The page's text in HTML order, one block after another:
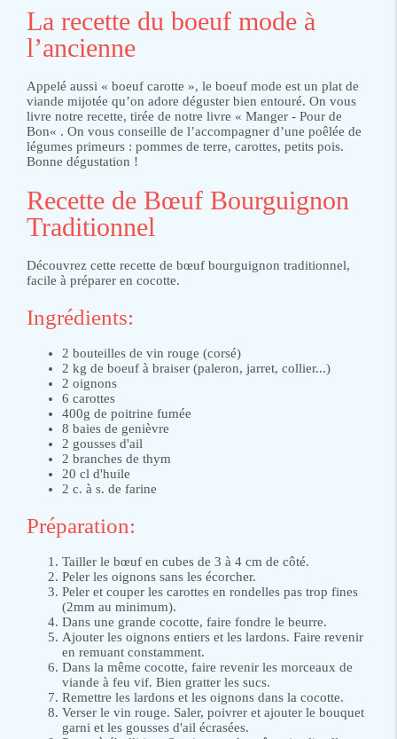
La recette du boeuf mode à
l’ancienne
Appelé aussi « boeuf carotte », le boeuf mode est un plat de
viande mijotée qu’on adore déguster bien entouré. On vous
livre notre recette, tirée de notre livre « Manger - Pour de
Bon« . On vous conseille de l’accompagner d’une poêlée de
légumes primeurs : pommes de terre, carottes, petits pois.
Bonne dégustation !
Recette de Bœuf Bourguignon
Traditionnel
Découvrez cette recette de bœuf bourguignon traditionnel,
facile à préparer en cocotte.
Ingrédients:
2 bouteilles de vin rouge (corsé)
2 kg de boeuf à braiser (paleron, jarret, collier...)
2 oignons
6 carottes
400g de poitrine fumée
8 baies de genièvre
2 gousses d'ail
2 branches de thym
20 cl d'huile
2 c. à s. de farine
Préparation:
Tailler le bœuf en cubes de 3 à 4 cm de côté.
Peler les oignons sans les écorcher.
Peler et couper les carottes en rondelles pas trop fines
(2mm au minimum).
Dans une grande cocotte, faire fondre le beurre.
Ajouter les oignons entiers et les lardons. Faire revenir
en remuant constamment.
Dans la même cocotte, faire revenir les morceaux de
viande à feu vif. Bien gratter les sucs.
Remettre les lardons et les oignons dans la cocotte.
Verser le vin rouge. Saler, poivrer et ajouter le bouquet
garni et les gousses d'ail écrasées.